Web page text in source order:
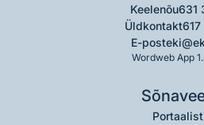
Keelenõu631
Üldkontakt
E-post
Wordweb App
Portaalist